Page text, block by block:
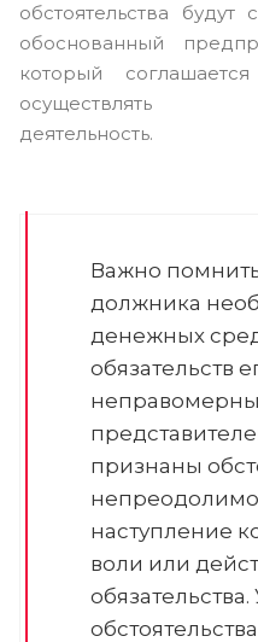
обстоятельства
обоснованный
который
осуществлять
деятельность.
Важно
должника
денежных
обязательств
признаны
наступление
воли или